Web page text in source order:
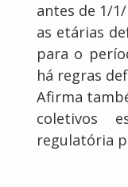
antes de 1/
as etárias
para o
há regras
Afirma
coletivos
regulatória